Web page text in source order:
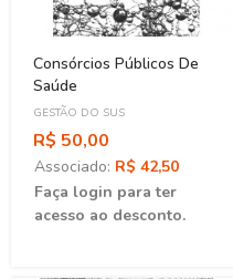
Consórcios Públicos De
Saúde
GESTÃO DO SUS
R$ 50,00
Associado: R$ 42,50
Faça login para ter
acesso ao desconto.